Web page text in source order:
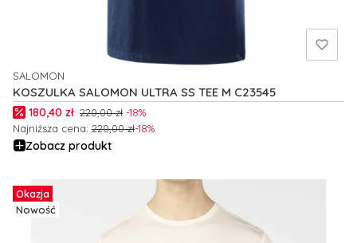
KOSZULKA SALOMON ULTRA SS TEE M C23545
PRODUCENT
SALOMON
Cena promocyjna
180,40 zł 220,00 zł -18%
Najniższa cena: 220,00 zł-18%
Zobacz produkt
Okazja
Nowość